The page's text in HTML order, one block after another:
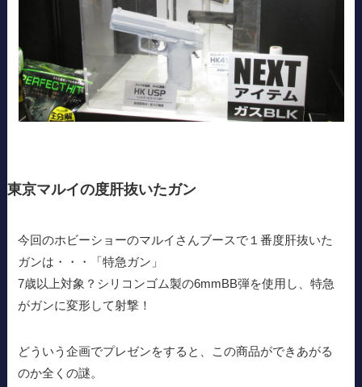
東京マルイの度肝抜いたガン
今回のホビーショーのマルイさんブースで１番度肝抜いた
ガンは・・・「特急ガン」
7歳以上対象？シリコンゴム製の6mmBB弾を使用し、特急
がガンに変形して射撃！
どういう企画でプレゼンをすると、この商品ができあがる
のか全くの謎。